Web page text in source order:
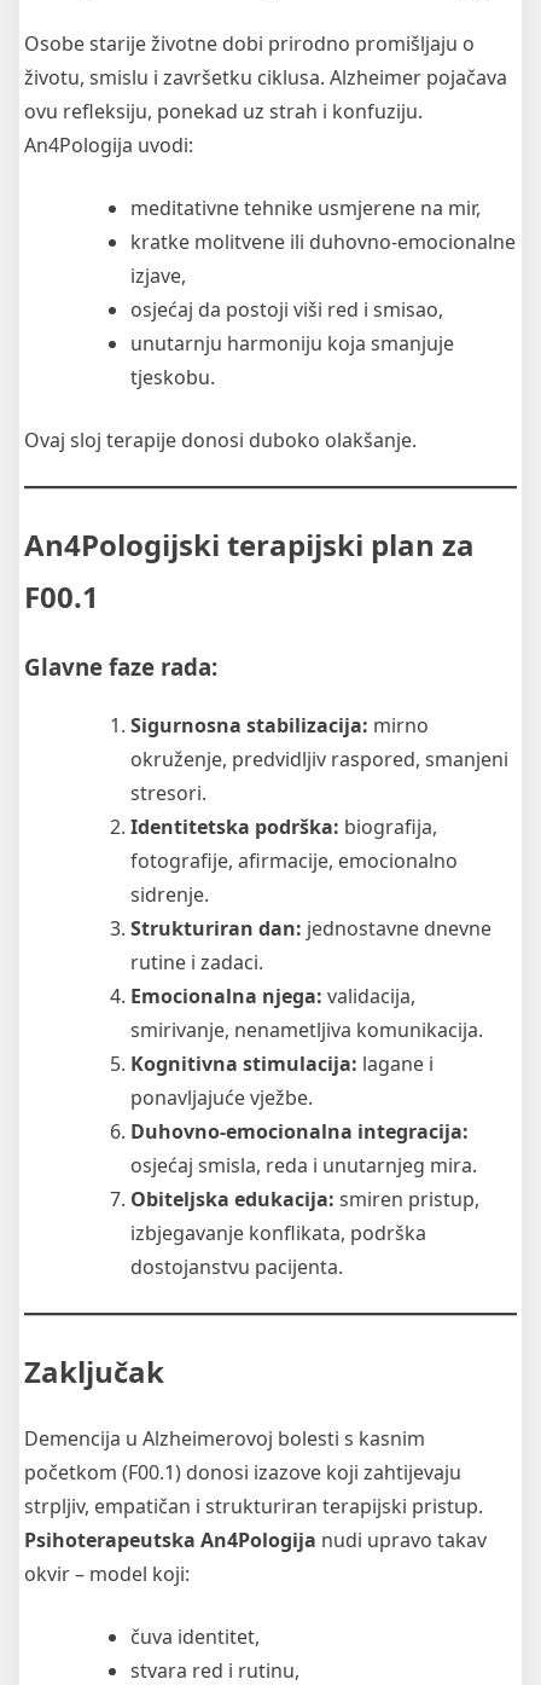
Osobe starije životne dobi prirodno promišljaju o
životu, smislu i završetku ciklusa. Alzheimer pojačava
ovu refleksiju, ponekad uz strah i konfuziju.
An4Pologija uvodi:
meditativne tehnike usmjerene na mir,
kratke molitvene ili duhovno-emocionalne
izjave,
osjećaj da postoji viši red i smisao,
unutarnju harmoniju koja smanjuje
tjeskobu.
Ovaj sloj terapije donosi duboko olakšanje.
An4Pologijski terapijski plan za
F00.1
Glavne faze rada:
Sigurnosna stabilizacija: mirno
okruženje, predvidljiv raspored, smanjeni
stresori.
Identitetska podrška: biografija,
fotografije, afirmacije, emocionalno
sidrenje.
Strukturiran dan: jednostavne dnevne
rutine i zadaci.
Emocionalna njega: validacija,
smirivanje, nenametljiva komunikacija.
Kognitivna stimulacija: lagane i
ponavljajuće vježbe.
Duhovno-emocionalna integracija:
osjećaj smisla, reda i unutarnjeg mira.
Obiteljska edukacija: smiren pristup,
izbjegavanje konflikata, podrška
dostojanstvu pacijenta.
Zaključak
Demencija u Alzheimerovoj bolesti s kasnim
početkom (F00.1) donosi izazove koji zahtijevaju
strpljiv, empatičan i strukturiran terapijski pristup.
Psihoterapeutska An4Pologija nudi upravo takav
okvir – model koji:
čuva identitet,
stvara red i rutinu,